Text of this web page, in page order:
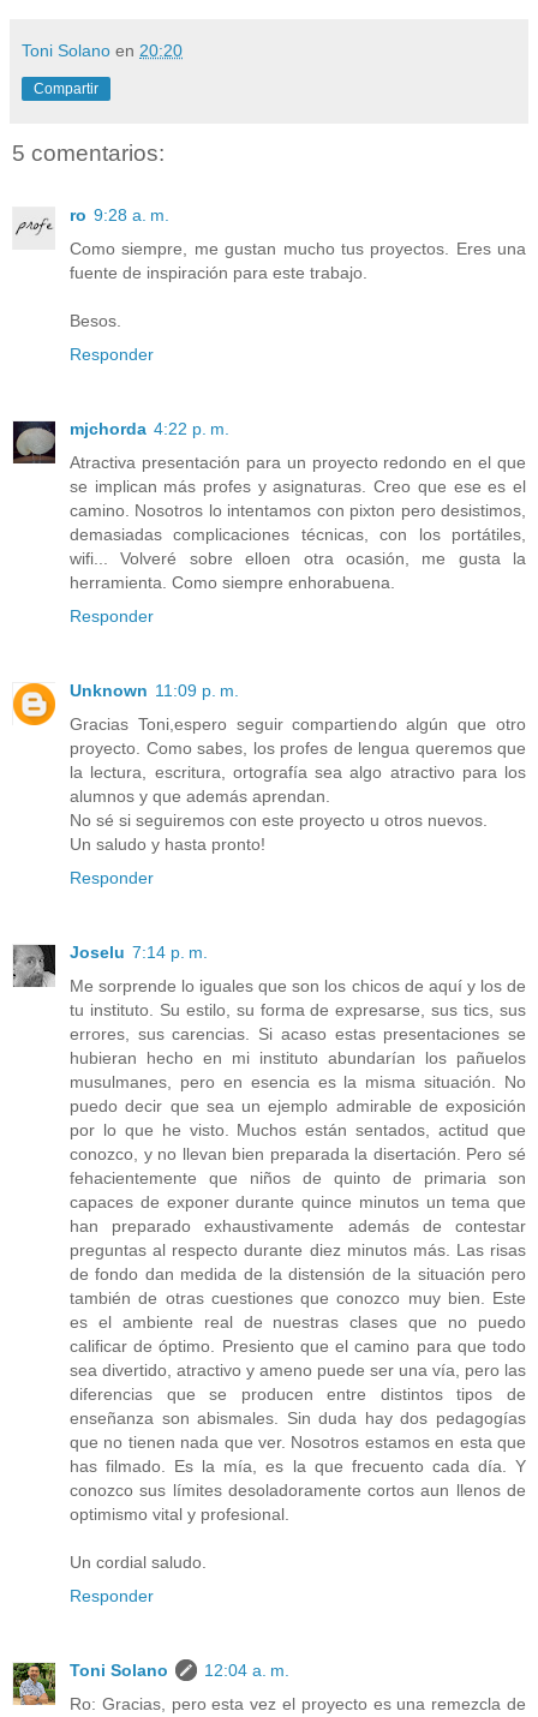
Toni Solano en 20:20
Compartir
5 comentarios:
ro 9:28 a. m.
Como siempre, me gustan mucho tus proyectos. Eres una
fuente de inspiración para este trabajo.
Besos.
Responder
mjchorda 4:22 p. m.
Atractiva presentación para un proyecto redondo en el que
se implican más profes y asignaturas. Creo que ese es el
camino. Nosotros lo intentamos con pixton pero desistimos,
demasiadas complicaciones técnicas, con los portátiles,
wifi... Volveré sobre elloen otra ocasión, me gusta la
herramienta. Como siempre enhorabuena.
Responder
Unknown 11:09 p. m.
Gracias Toni,espero seguir compartiendo algún que otro
proyecto. Como sabes, los profes de lengua queremos que
la lectura, escritura, ortografía sea algo atractivo para los
alumnos y que además aprendan.
No sé si seguiremos con este proyecto u otros nuevos.
Un saludo y hasta pronto!
Responder
Joselu 7:14 p. m.
Me sorprende lo iguales que son los chicos de aquí y los de
tu instituto. Su estilo, su forma de expresarse, sus tics, sus
errores, sus carencias. Si acaso estas presentaciones se
hubieran hecho en mi instituto abundarían los pañuelos
musulmanes, pero en esencia es la misma situación. No
puedo decir que sea un ejemplo admirable de exposición
por lo que he visto. Muchos están sentados, actitud que
conozco, y no llevan bien preparada la disertación. Pero sé
fehacientemente que niños de quinto de primaria son
capaces de exponer durante quince minutos un tema que
han preparado exhaustivamente además de contestar
preguntas al respecto durante diez minutos más. Las risas
de fondo dan medida de la distensión de la situación pero
también de otras cuestiones que conozco muy bien. Este
es el ambiente real de nuestras clases que no puedo
calificar de óptimo. Presiento que el camino para que todo
sea divertido, atractivo y ameno puede ser una vía, pero las
diferencias que se producen entre distintos tipos de
enseñanza son abismales. Sin duda hay dos pedagogías
que no tienen nada que ver. Nosotros estamos en esta que
has filmado. Es la mía, es la que frecuento cada día. Y
conozco sus límites desoladoramente cortos aun llenos de
optimismo vital y profesional.
Un cordial saludo.
Responder
Toni Solano
12:04 a. m.
Ro: Gracias, pero esta vez el proyecto es una remezcla de